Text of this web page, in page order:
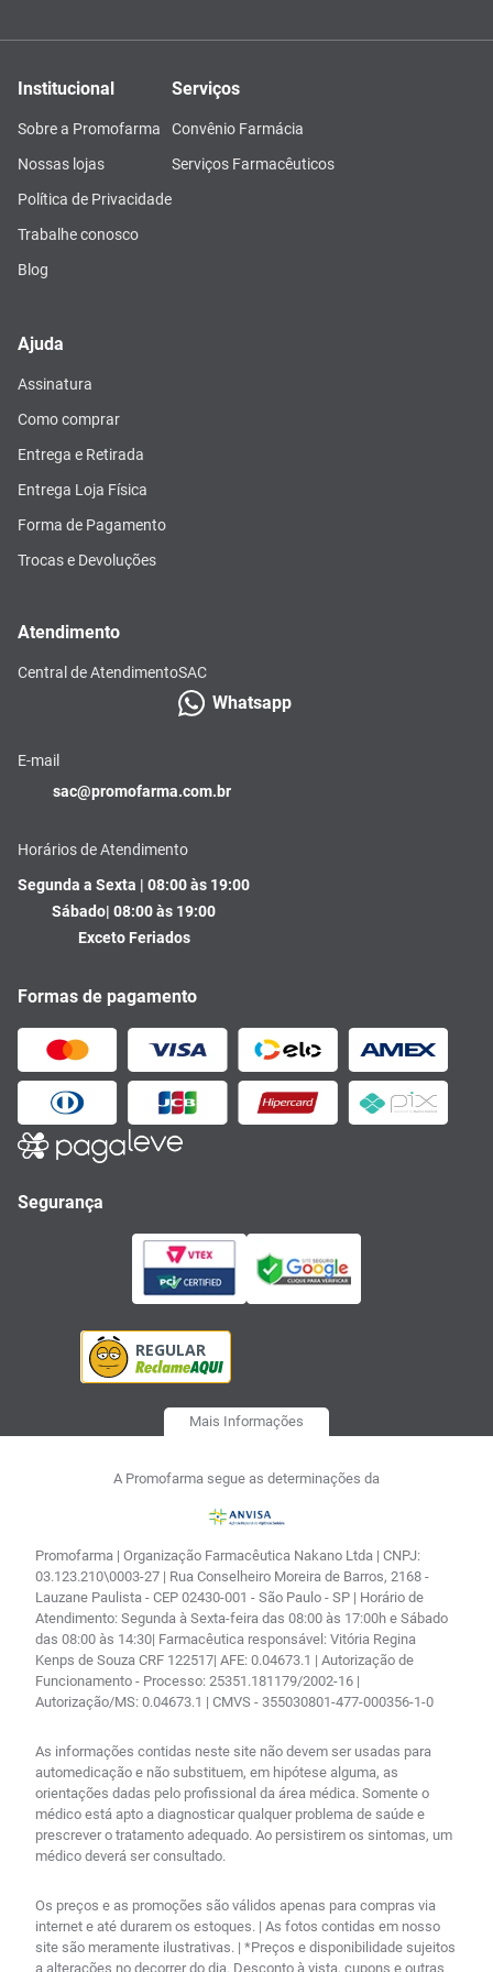
Institucional
Sobre a Promofarma
Nossas lojas
Política de Privacidade
Trabalhe conosco
Blog
Serviços
Convênio Farmácia
Serviços Farmacêuticos
Ajuda
Assinatura
Como comprar
Entrega e Retirada
Entrega Loja Física
Forma de Pagamento
Trocas e Devoluções
Atendimento
Central de AtendimentoSAC
Whatsapp
E-mail
sac@promofarma.com.br
Horários de Atendimento
Segunda a Sexta | 08:00 às 19:00
Sábado| 08:00 às 19:00
Exceto Feriados
Formas de pagamento
Segurança
Mais Informações
A Promofarma segue as determinações da
Promofarma | Organização Farmacêutica Nakano Ltda | CNPJ:
03.123.210\0003-27 | Rua Conselheiro Moreira de Barros, 2168 -
Lauzane Paulista - CEP 02430-001 - São Paulo - SP | Horário de
Atendimento: Segunda à Sexta-feira das 08:00 às 17:00h e Sábado
das 08:00 às 14:30| Farmacêutica responsável: Vitória Regina
Kenps de Souza CRF 122517| AFE: 0.04673.1 | Autorização de
Funcionamento - Processo: 25351.181179/2002-16 |
Autorização/MS: 0.04673.1 | CMVS - 355030801-477-000356-1-0
As informações contidas neste site não devem ser usadas para
automedicação e não substituem, em hipótese alguma, as
orientações dadas pelo profissional da área médica. Somente o
médico está apto a diagnosticar qualquer problema de saúde e
prescrever o tratamento adequado. Ao persistirem os sintomas, um
médico deverá ser consultado.
Os preços e as promoções são válidos apenas para compras via
internet e até durarem os estoques. | As fotos contidas em nosso
site são meramente ilustrativas. | *Preços e disponibilidade sujeitos
a alterações no decorrer do dia. Desconto à vista, cupons e outras